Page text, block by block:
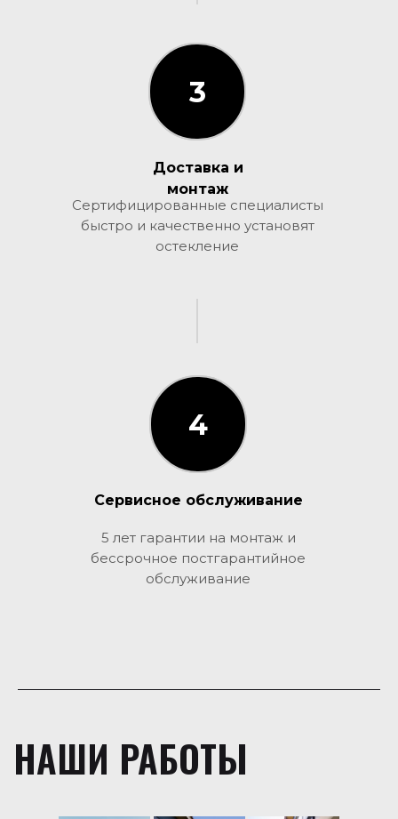
3
Сервисное обслуживание
5 лет гарантии на монтаж и
бессрочное постгарантийное
обслуживание
4
3
Доставка и
монтаж
Сертифицированные специалисты
быстро и качественно установят
остекление
3
НАШИ РАБОТЫ